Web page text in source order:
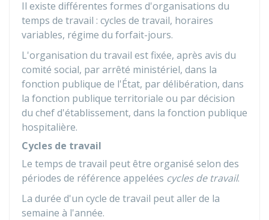
Il existe différentes formes d'organisations du
temps de travail : cycles de travail, horaires
variables, régime du forfait-jours.
L'organisation du travail est fixée, après avis du
comité social, par arrêté ministériel, dans la
fonction publique de l'État, par délibération, dans
la fonction publique territoriale ou par décision
du chef d'établissement, dans la fonction publique
hospitalière.
Cycles de travail
Le temps de travail peut être organisé selon des
périodes de référence appelées cycles de travail.
La durée d'un cycle de travail peut aller de la
semaine à l'année.